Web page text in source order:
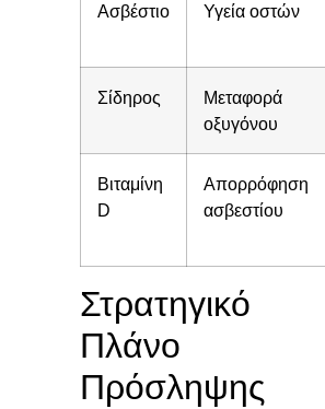
Ασβέστιο Υγεία οστών
Σίδηρος
Μεταφορά
οξυγόνου
Βιταμίνη
D
Απορρόφηση
ασβεστίου
Στρατηγικό
Πλάνο
Πρόσληψης